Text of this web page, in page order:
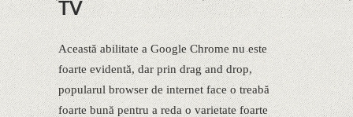
TV
Această abilitate a Google Chrome nu este
foarte evidentă, dar prin drag and drop,
popularul browser de internet face o treabă
foarte bună pentru a reda o varietate foarte